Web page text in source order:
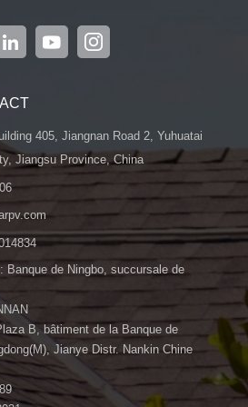
d'énergie solaire. L'entreprise,
de la province du Jiangsu, à
6 000 m2, dispose de
avancés...
405, Jiangnan Road 2, Yuhuatai
Jiangsu Province, China
Banque de Ningbo, succursale de
B, bâtiment de la Banque de
Jianye Distr. Nankin Chine